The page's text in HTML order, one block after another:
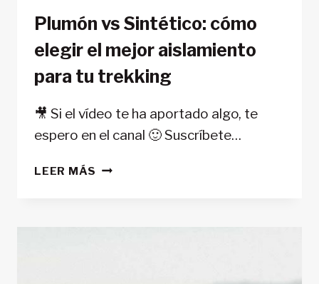
Plumón vs Sintético: cómo
elegir el mejor aislamiento
para tu trekking
🎥 Si el vídeo te ha aportado algo, te
espero en el canal 🙂 Suscríbete…
LEER MÁS PLUMÓN